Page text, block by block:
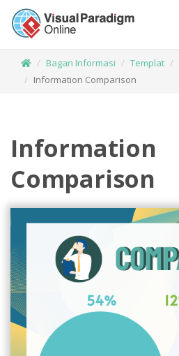
Bagan Informasi Templat
Information Comparison
Information
Comparison